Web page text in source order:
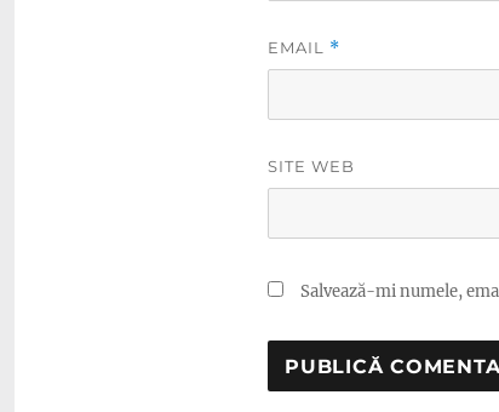
EMAIL *
SITE WEB
Salvează-mi numele,